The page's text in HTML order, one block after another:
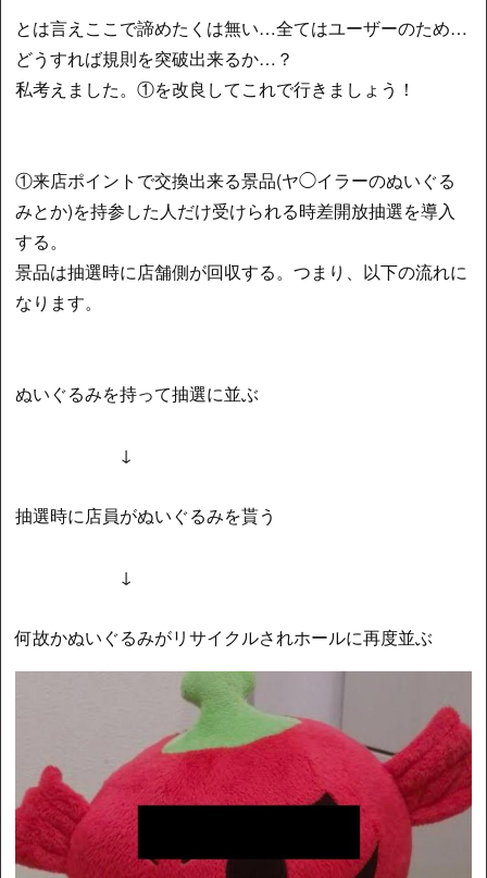
とは言えここで諦めたくは無い…全てはユーザーのため…
どうすれば規則を突破出来るか…？
私考えました。①を改良してこれで行きましょう！
①来店ポイントで交換出来る景品(ヤ◯イラーのぬいぐる
みとか)を持参した人だけ受けられる時差開放抽選を導入
する。
景品は抽選時に店舗側が回収する。つまり、以下の流れに
なります。
ぬいぐるみを持って抽選に並ぶ
↓
抽選時に店員がぬいぐるみを貰う
↓
何故かぬいぐるみがリサイクルされホールに再度並ぶ